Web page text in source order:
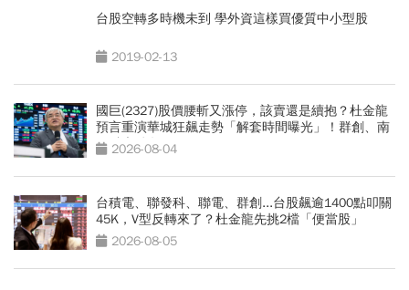
台股空轉多時機未到 學外資這樣買優質中小型股
2019-02-13
國巨(2327)股價腰斬又漲停，該賣還是續抱？杜金龍
預言重演華城狂飆走勢「解套時間曝光」！群創、南
亞科也點名
2026-08-04
台積電、聯發科、聯電、群創...台股飆逾1400點叩關
45K，V型反轉來了？杜金龍先挑2檔「便當股」
2026-08-05